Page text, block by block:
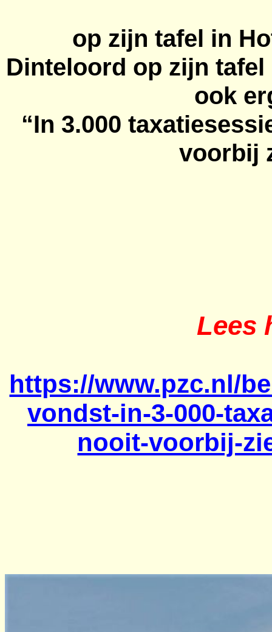
op zijn tafel in
Dinteloord op zijn
ook
“In 3.000
voorbij
Lees
https://www.pzc.nl/
vondst-in-3-000-
nooit-voorbij-